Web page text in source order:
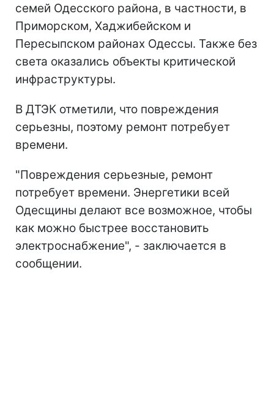
семей Одесского района, в частности, в
Приморском, Хаджибейском и
Пересыпском районах Одессы. Также без
света оказались объекты критической
инфраструктуры.
В ДТЭК отметили, что повреждения
серьезны, поэтому ремонт потребует
времени.
"Повреждения серьезные, ремонт
потребует времени. Энергетики всей
Одесщины делают все возможное, чтобы
как можно быстрее восстановить
электроснабжение", - заключается в
сообщении.